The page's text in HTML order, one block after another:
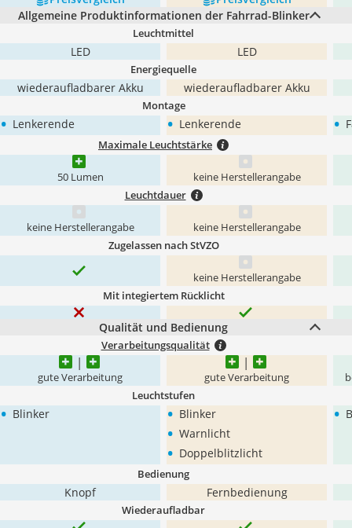
Allgemeine Produktinformationen der Fahrrad-Blinker
Leuchtmittel
LED LED
Energiequelle
wiederaufladbarer Akku wiederaufladbarer Akku
Montage
• Lenkerende • Lenkerende •
Maximale Leuchtstärke
50 Lumen keine Herstellerangabe
Leuchtdauer
keine Herstellerangabe keine Herstellerangabe
Zugelassen nach StVZO
keine Herstellerangabe
Mit integiertem Rücklicht
Qualität und Bedienung
Verarbeitungsqualität
gute Verarbeitung gute Verarbeitung
Leuchtstufen
• Blinker • Blinker
• Warnlicht
• Doppelblitzlicht
•
Bedienung
Knopf Fernbedienung
Wiederaufladbar